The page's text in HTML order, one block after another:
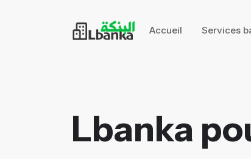
Accueil Services
Lbanka